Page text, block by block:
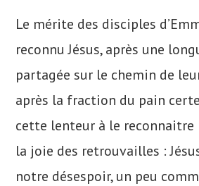
Le mérite des disciples
reconnu Jésus, après une
partagée sur le chemin de
après la fraction du pain
cette lenteur à le reconnaitre
la joie des retrouvailles :
notre désespoir, un peu